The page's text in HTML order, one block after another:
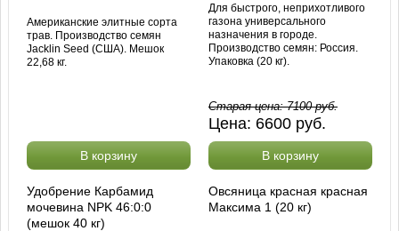
Американские элитные сорта
трав. Производство семян
Jacklin Seed (США). Мешок
22,68 кг.
В корзину
Для быстрого, неприхотливого
газона универсального
назначения в городе.
Производство семян: Россия.
Упаковка (20 кг).
Старая цена:7100руб.
Цена: 6600 руб.
В корзину
Удобрение Карбамид
мочевина NPK 46:0:0
(мешок 40 кг)
Овсяница красная красная
Максима 1 (20 кг)